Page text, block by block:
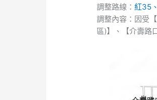
調整路線：紅35
調整內容：因受
區)】、【介壽路